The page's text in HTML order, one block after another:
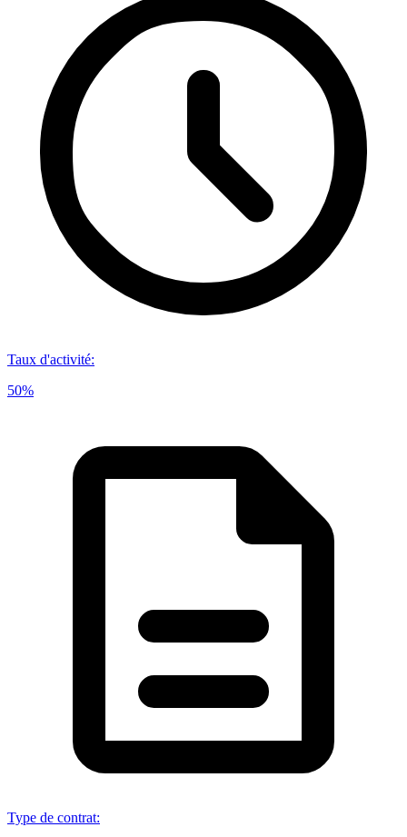
Taux d'activité:
50%
Type de contrat: